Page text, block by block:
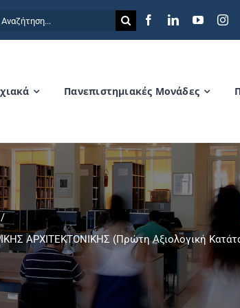
Πανεπιστημιακές Μονάδες
(Πρώτη Αξιολογική